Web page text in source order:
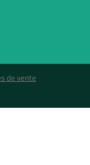
de vente